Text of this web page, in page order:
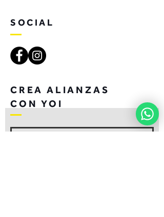
SOCIAL
CREA ALIANZAS
CON YOI